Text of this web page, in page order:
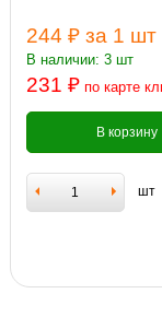
244 ₽ за 1 шт
В наличии: 3 шт
231 ₽ по карте
В корзину
шт